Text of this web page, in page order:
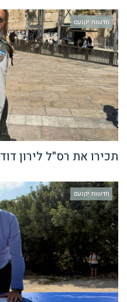
חדשות יקנעם
תכירו את רס"ל לירון דוד
חדשות יקנעם